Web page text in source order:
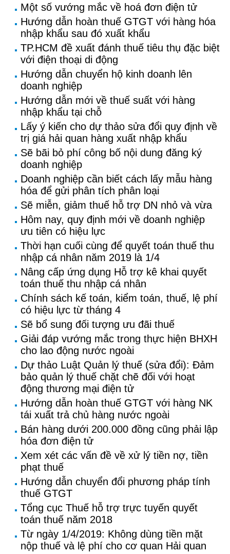
Một số vướng mắc về hoá đơn điện tử
Hướng dẫn hoàn thuế GTGT với hàng hóa
nhập khẩu sau đó xuất khẩu
TP.HCM đề xuất đánh thuế tiêu thụ đặc biệt
với điện thoại di động
Hướng dẫn chuyển hộ kinh doanh lên
doanh nghiệp
Hướng dẫn mới về thuế suất với hàng
nhập khẩu tại chỗ
Lấy ý kiến cho dự thảo sửa đổi quy định về
trị giá hải quan hàng xuất nhập khẩu
Sẽ bãi bỏ phí công bố nội dung đăng ký
doanh nghiệp
Doanh nghiệp cần biết cách lấy mẫu hàng
hóa để gửi phân tích phân loại
Sẽ miễn, giảm thuế hỗ trợ DN nhỏ và vừa
Hôm nay, quy định mới về doanh nghiệp
ưu tiên có hiệu lực
Thời hạn cuối cùng để quyết toán thuế thu
nhập cá nhân năm 2019 là 1/4
Nâng cấp ứng dụng Hỗ trợ kê khai quyết
toán thuế thu nhập cá nhân
Chính sách kế toán, kiểm toán, thuế, lệ phí
có hiệu lực từ tháng 4
Sẽ bổ sung đối tượng ưu đãi thuế
Giải đáp vướng mắc trong thực hiện BHXH
cho lao động nước ngoài
Dự thảo Luật Quản lý thuế (sửa đổi): Đảm
bảo quản lý thuế chặt chẽ đối với hoạt
động thương mại điện tử
Hướng dẫn hoàn thuế GTGT với hàng NK
tái xuất trả chủ hàng nước ngoài
Bán hàng dưới 200.000 đồng cũng phải lập
hóa đơn điện tử
Xem xét các vấn đề về xử lý tiền nợ, tiền
phạt thuế
Hướng dẫn chuyển đổi phương pháp tính
thuế GTGT
Tổng cục Thuế hỗ trợ trực tuyến quyết
toán thuế năm 2018
Từ ngày 1/4/2019: Không dùng tiền mặt
nộp thuế và lệ phí cho cơ quan Hải quan